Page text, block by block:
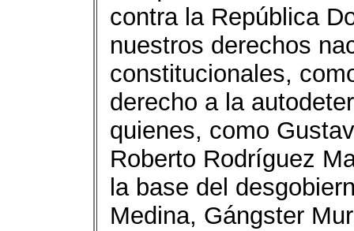
contra la República
nuestros derechos
constitucionales,
derecho a la
quienes, como
Roberto Rodríguez
la base del
Medina, Gángster